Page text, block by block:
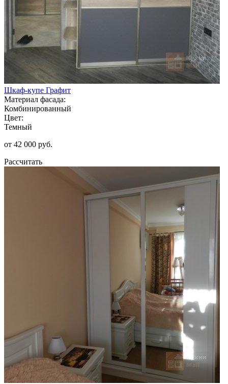
Шкаф-купе Графит
Материал фасада:
Комбинированный
Цвет:
Темный
от 42 000 руб.
Рассчитать